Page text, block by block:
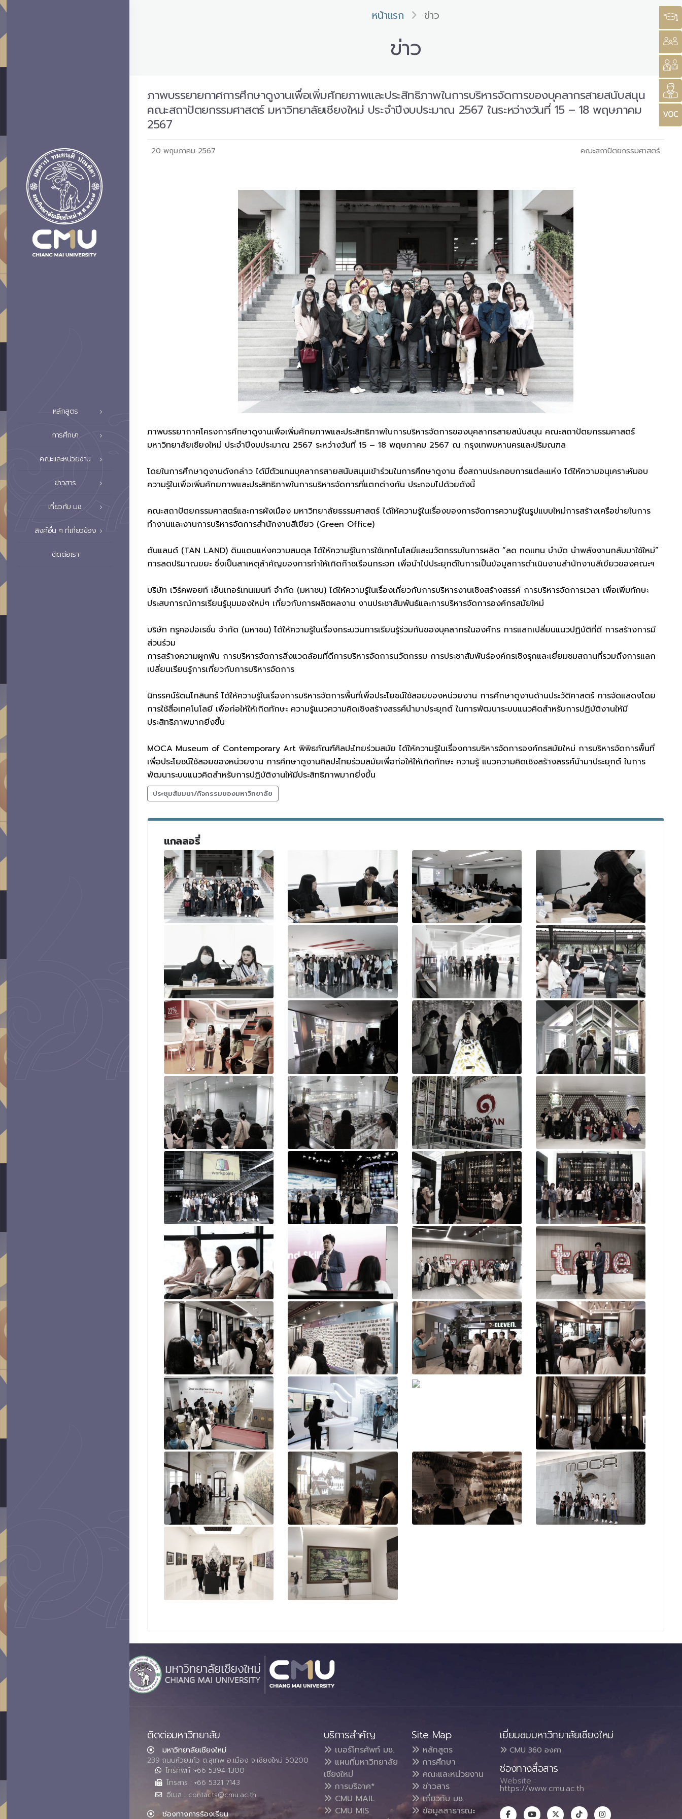
หลักสูตร
การศึกษา
คณะและหน่วยงาน
ข่าวสาร
เกี่ยวกับ มช.
ลิงค์อื่น ๆ ที่เกี่ยวข้อง
ติดต่อเรา
หน้าแรก ข่าว
ข่าว
ภาพบรรยายกาศการศึกษาดูงานเพื่อเพิ่มศักยภาพและประสิทธิภาพในการบริหารจัดการของบุคลากรสายสนับสนุน
คณะสถาปัตยกรรมศาสตร์ มหาวิทยาลัยเชียงใหม่ ประจำปีงบประมาณ 2567 ในระหว่างวันที่ 15 – 18 พฤษภาคม
2567
20 พฤษภาคม 2567 คณะสถาปัตยกรรมศาสตร์
ภาพบรรยากาศโครงการศึกษาดูงานเพื่อเพิ่มศักยภาพและประสิทธิภาพในการบริหารจัดการของบุคลากรสายสนับสนุน คณะสถาปัตยกรรมศาสตร์
มหาวิทยาลัยเชียงใหม่ ประจำปีงบประมาณ 2567 ระหว่างวันที่ 15 – 18 พฤษภาคม 2567 ณ กรุงเทพมหานครและปริมณฑล
โดยในการศึกษาดูงานดังกล่าว ได้มีตัวแทนบุคลากรสายสนับสนุนเข้าร่วมในการศึกษาดูงาน ซึ่งสถานประกอบการแต่ละแห่ง ได้ให้ความอนุเคราะห์มอบ
ความรู้ในเพื่อเพิ่มศักยภาพและประสิทธิภาพในการบริหารจัดการที่แตกต่างกัน ประกอบไปด้วยดังนี้
คณะสถาปัตยกรรมศาสตร์และการผังเมือง มหาวิทยาลัยธรรมศาสตร์ ได้ให้ความรู้ในเรื่องของการจัดการความรู้ในรูปแบบใหม่การสร้างเครือข่ายในการ
ทำงานและงานการบริหารจัดการสำนักงานสีเขียว (Green Office)
ตันแลนด์ (TAN LAND) ดินแดนแห่งความสมดุล ได้ให้ความรู้ในการใช้เทคโนโลยีและนวัตกรรมในการผลิต “ลด ทดแทน บำบัด นำพลังงานกลับมาใช้ใหม่”
การลดปริมาณขยะ ซึ่งเป็นสาเหตุสำคัญของการทำให้เกิดก๊าซเรือนกระจก เพื่อนำไปประยุกต์ในการเป็นข้อมูลการดำเนินงานสำนักงานสีเขียวของคณะฯ
บริษัท เวิร์คพอยท์ เอ็นเทอร์เทนเมนท์ จำกัด (มหาชน) ได้ให้ความรู้ในเรื่องเกี่ยวกับการบริหารงานเชิงสร้างสรรค์ การบริหารจัดการเวลา เพื่อเพิ่มทักษะ
ประสบการณ์การเรียนรู้มุมมองใหม่ๆ เกี่ยวกับการผลิตผลงาน งานประชาสัมพันธ์และการบริหารจัดการองค์กรสมัยใหม่
บริษัท ทรูคอปอเรชั่น จำกัด (มหาชน) ได้ให้ความรู้ในเรื่องกระบวนการเรียนรู้ร่วมกันของบุคลากรในองค์กร การแลกเปลี่ยนแนวปฏิบัติที่ดี การสร้างการมี
ส่วนร่วม
การสร้างความผูกพัน การบริหารจัดการสิ่งแวดล้อมที่ดีการบริหารจัดการนวัตกรรม การประชาสัมพันธ์องค์กรเชิงรุกและเยี่ยมชมสถานที่รวมถึงการแลก
เปลี่ยนเรียนรู้การเกี่ยวกับการบริหารจัดการ
นิทรรศน์รัตนโกสินทร์ ได้ให้ความรู้ในเรื่องการบริหารจัดการพื้นที่เพื่อประโยชน์ใช้สอยของหน่วยงาน การศึกษาดูงานด้านประวัติศาสตร์ การจัดแสดงโดย
การใช้สื่อเทคโนโลยี เพื่อก่อให้ให้เกิดทักษะ ความรู้แนวความคิดเชิงสร้างสรรค์นำมาประยุกต์ ในการพัฒนาระบบแนวคิดสำหรับการปฏิบัติงานให้มี
ประสิทธิภาพมากยิ่งขึ้น
MOCA Museum of Contemporary Art พิพิธภัณฑ์ศิลปะไทยร่วมสมัย ได้ให้ความรู้ในเรื่องการบริหารจัดการองค์กรสมัยใหม่ การบริหารจัดการพื้นที่
เพื่อประโยชน์ใช้สอยของหน่วยงาน การศึกษาดูงานศิลปะไทยร่วมสมัยเพื่อก่อให้ให้เกิดทักษะ ความรู้ แนวความคิดเชิงสร้างสรรค์นำมาประยุกต์ ในการ
พัฒนาระบบแนวคิดสำหรับการปฏิบัติงานให้มีประสิทธิภาพมากยิ่งขึ้น
ประชุมสัมมนา/กิจกรรมของมหาวิทยาลัย
แกลลอรี่
ติดต่อมหาวิทยาลัย
มหาวิทยาลัยเชียงใหม่
239 ถนนห้วยแก้ว ต.สุเทพ อ.เมือง จ.เชียงใหม่ 50200
โทรศัพท์ :+66 5394 1300
โทรสาร : +66 5321 7143
อีเมล : contacts@cmu.ac.th
ช่องทางการร้องเรียน
บริการสำคัญ
เบอร์โทรศัพท์ มช.
แผนที่มหาวิทยาลัย
เชียงใหม่
การบริจาค*
CMU MAIL
CMU MIS
Site Map
หลักสูตร
การศึกษา
คณะและหน่วยงาน
ข่าวสาร
เกี่ยวกับ มช.
ข้อมูลสาธารณะ
เยี่ยมชมมหาวิทยาลัยเชียงใหม่
CMU 360 องศา
ช่องทางสื่อสาร
Website :
https://www.cmu.ac.th